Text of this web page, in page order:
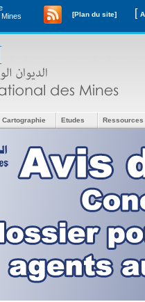
[Plan du site] [
Cartographie Etudes